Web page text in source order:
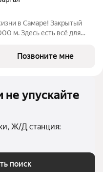
в Самаре! Закрытый
Безопасность на
Позвоните мне
не упускайте
Ж/Д станция:
поиск